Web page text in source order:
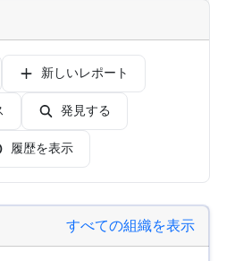
新しいレポート
発見する
履歴を表示
すべての組織を表示